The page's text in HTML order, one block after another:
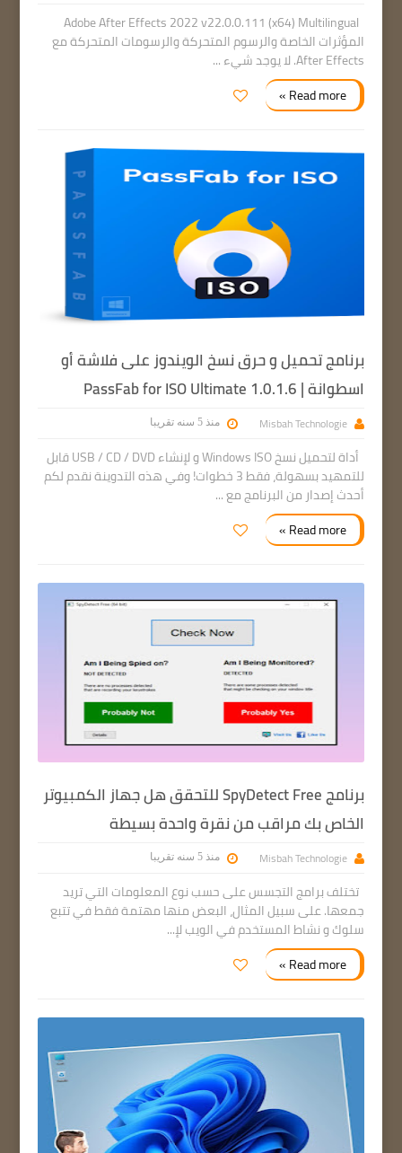
Adobe After Effects 2022 v22.0.0.111 (x64) Multilingual
المؤثرات الخاصة والرسوم المتحركة والرسومات المتحركة مع
After Effects. لا يوجد شيء ...
Read more »
برنامج تحميل و حرق نسخ الويندوز على فلاشة أو
اسطوانة | 1.0.1.6 PassFab for ISO Ultimate
Misbah Technologie منذ 5 سنه تقريبا
أداة لتحميل نسخ Windows ISO و لإنشاء USB / CD / DVD قابل
للتمهيد بسهولة، فقط 3 خطوات! وفي هذه التدوينة نقدم لكم
أحدث إصدار من البرنامج مع ...
Read more »
برنامج SpyDetect Free للتحقق هل جهاز الكمبيوتر
الخاص بك مراقب من نقرة واحدة بسيطة
Misbah Technologie منذ 5 سنه تقريبا
تختلف برامج التجسس على حسب نوع المعلومات التي تريد
جمعها. على سبيل المثال، البعض منها مهتمة فقط في تتبع
سلوك و نشاط المستخدم في الويب لإ...
Read more »